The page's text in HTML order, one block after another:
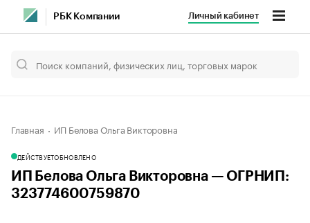
РБК Компании Личный кабинет
Главная ИП Белова Ольга Викторовна
ДЕЙСТВУЕТОБНОВЛЕНО
ИП Белова Ольга Викторовна — ОГРНИП:
323774600759870